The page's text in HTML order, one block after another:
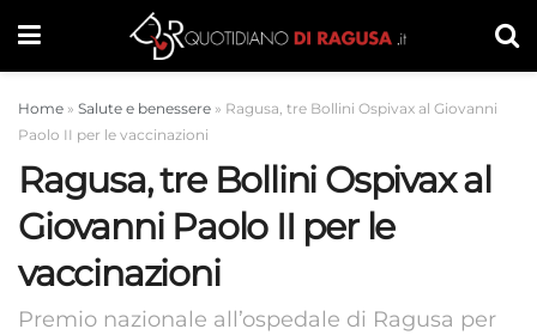
Home » Salute e benessere » Ragusa, tre Bollini Ospivax al Giovanni
Paolo II per le vaccinazioni
Ragusa, tre Bollini Ospivax al
Giovanni Paolo II per le
vaccinazioni
Premio nazionale all’ospedale di Ragusa per